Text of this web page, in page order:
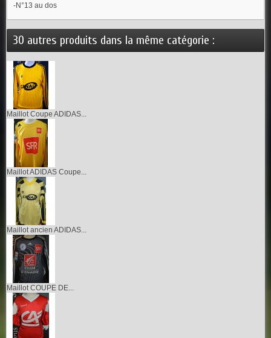
-N°13 au dos
30 autres produits dans la même catégorie :
Maillot Coupe ADIDAS...
Maillot ADIDAS Coupe...
Maillot ancien ADIDAS...
Maillot COUPE DE...